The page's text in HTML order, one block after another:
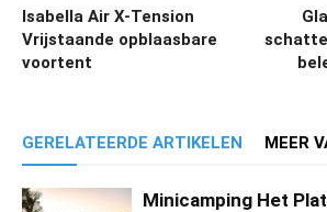
Isabella Air X-Tension
Vrijstaande opblaasbare
voortent
GERELATEERDE ARTIKELEN MEER
Minicamping Het